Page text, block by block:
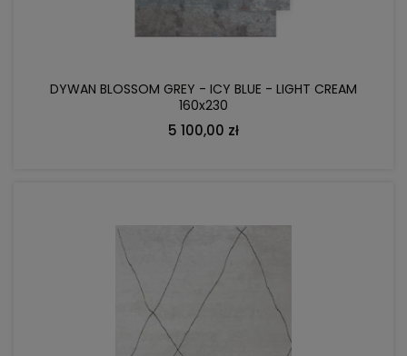
DYWAN BLOSSOM GREY - ICY BLUE - LIGHT CREAM
160x230
5 100,00 zł